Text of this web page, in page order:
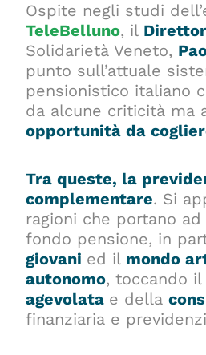
Ospite negli studi
TeleBelluno, il
Solidarietà Veneto,
punto sull’attuale
pensionistico italiano
da alcune criticità ma
opportunità da
Tra queste, la
complementare. Si
ragioni che portano
fondo pensione, in
giovani ed il mondo
autonomo, toccando
agevolata e della
finanziaria e